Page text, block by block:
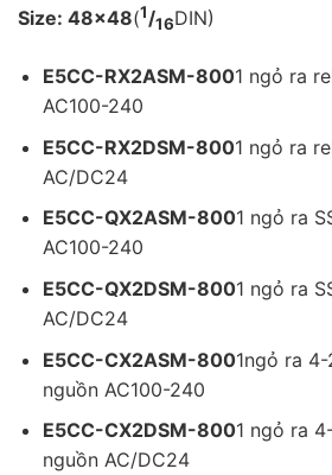
Size: 48×48(1/16DIN)
E5CC-RX2ASM-8001 ngỏ ra
AC100-240
E5CC-RX2DSM-8001 ngỏ ra
AC/DC24
E5CC-QX2ASM-8001 ngỏ ra
AC100-240
E5CC-QX2DSM-8001 ngỏ ra
AC/DC24
E5CC-CX2ASM-8001ngỏ ra 4-
nguồn AC100-240
E5CC-CX2DSM-8001 ngỏ ra
nguồn AC/DC24